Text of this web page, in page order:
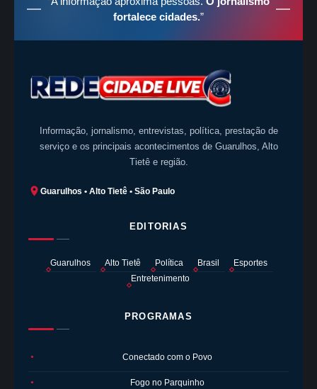
fortalece cidades.”
Informação, jornalismo, entrevistas, política, prestação de
serviço e os principais acontecimentos de Guarulhos, Alto
Tietê e região.
Guarulhos • Alto Tietê • São Paulo
EDITORIAS
Guarulhos Alto Tietê Política Brasil
Esportes
Entretenimento
PROGRAMAS
● Conectado com o Povo
● Fogo no Parquinho